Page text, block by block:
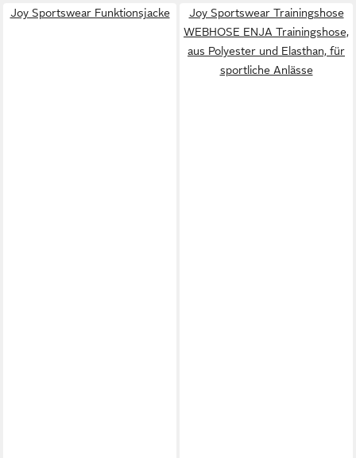
Joy Sportswear Funktionsjacke
Joy Sportswear Trainingshose
WEBHOSE ENJA Trainingshose,
aus Polyester und Elasthan, für
sportliche Anlässe